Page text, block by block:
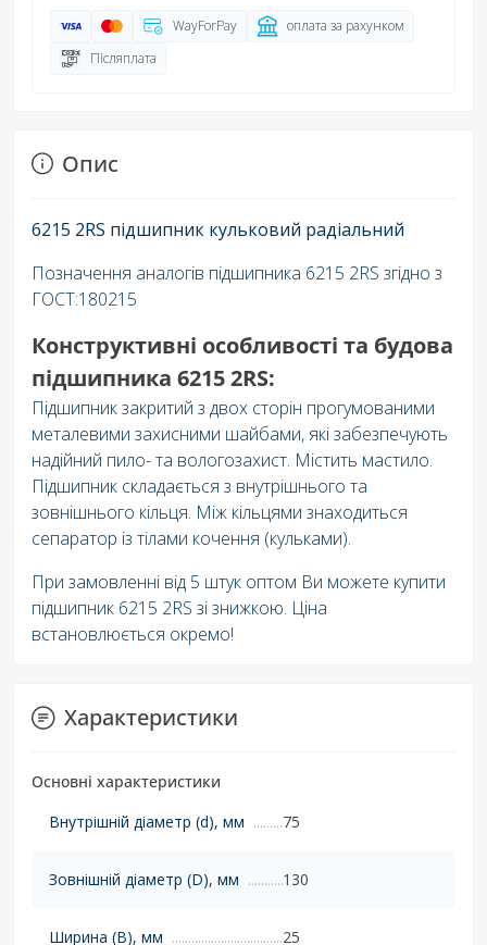
WayForPay
оплата за рахунком
Післяплата
Опис
6215 2RS підшипник кульковий радіальний
Позначення аналогів підшипника 6215 2RS згідно з
ГОСТ:180215
Конструктивні особливості та будова
підшипника 6215 2RS:
Підшипник закритий з двох сторін прогумованими
металевими захисними шайбами, які забезпечують
надійний пило- та вологозахист. Містить мастило.
Підшипник складається з внутрішнього та
зовнішнього кільця. Між кільцями знаходиться
сепаратор із тілами кочення (кульками).
При замовленні від 5 штук оптом Ви можете купити
підшипник 6215 2RS зі знижкою. Ціна
встановлюється окремо!
Характеристики
Основні характеристики
Внутрішній діаметр (d), мм
75
Зовнішній діаметр (D), мм 130
Ширина (B), мм 25